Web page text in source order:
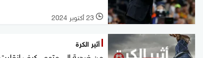
l 23 أكتوبر 2024
أثير الكرة